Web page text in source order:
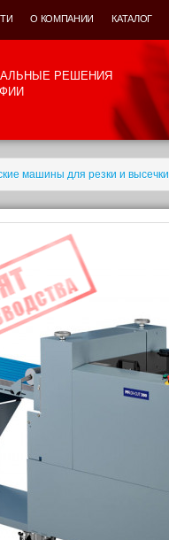
О КОМПАНИИ КАТАЛОГ
РЕШЕНИЯ
машины для резки и высечки